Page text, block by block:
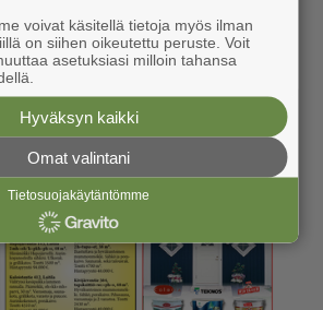
voivat käsitellä tietoja myös ilman
on siihen oikeutettu peruste. Voit
asetuksiasi milloin tahansa
Hyväksyn kaikki
Omat valintani
Tietosuojakäytäntömme